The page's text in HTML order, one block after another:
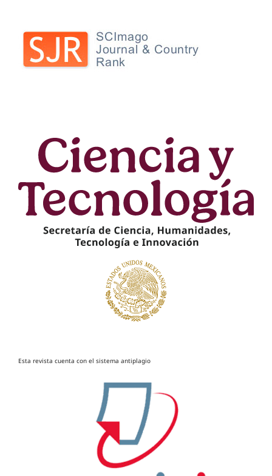
Esta revista cuenta con el sistema antiplagio